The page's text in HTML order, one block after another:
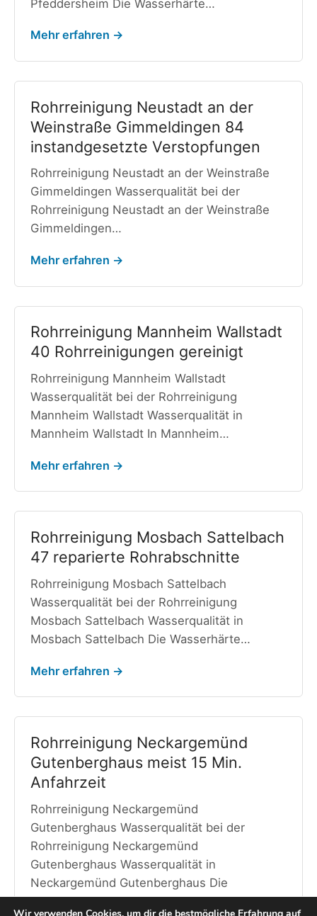
Pfeddersheim Die Wasserhärte…
Mehr erfahren →
Rohrreinigung Neustadt an der
Weinstraße Gimmeldingen 84
instandgesetzte Verstopfungen
Rohrreinigung Neustadt an der Weinstraße
Gimmeldingen Wasserqualität bei der
Rohrreinigung Neustadt an der Weinstraße
Gimmeldingen…
Mehr erfahren →
Rohrreinigung Mannheim Wallstadt
40 Rohrreinigungen gereinigt
Rohrreinigung Mannheim Wallstadt
Wasserqualität bei der Rohrreinigung
Mannheim Wallstadt Wasserqualität in
Mannheim Wallstadt In Mannheim…
Mehr erfahren →
Rohrreinigung Mosbach Sattelbach
47 reparierte Rohrabschnitte
Rohrreinigung Mosbach Sattelbach
Wasserqualität bei der Rohrreinigung
Mosbach Sattelbach Wasserqualität in
Mosbach Sattelbach Die Wasserhärte…
Mehr erfahren →
Rohrreinigung Neckargemünd
Gutenberghaus meist 15 Min.
Anfahrzeit
Rohrreinigung Neckargemünd
Gutenberghaus Wasserqualität bei der
Rohrreinigung Neckargemünd
Gutenberghaus Wasserqualität in
Neckargemünd Gutenberghaus Die
Wasserhärte…